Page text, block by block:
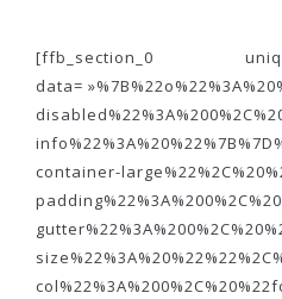
[ffb_section_0
data=
container-